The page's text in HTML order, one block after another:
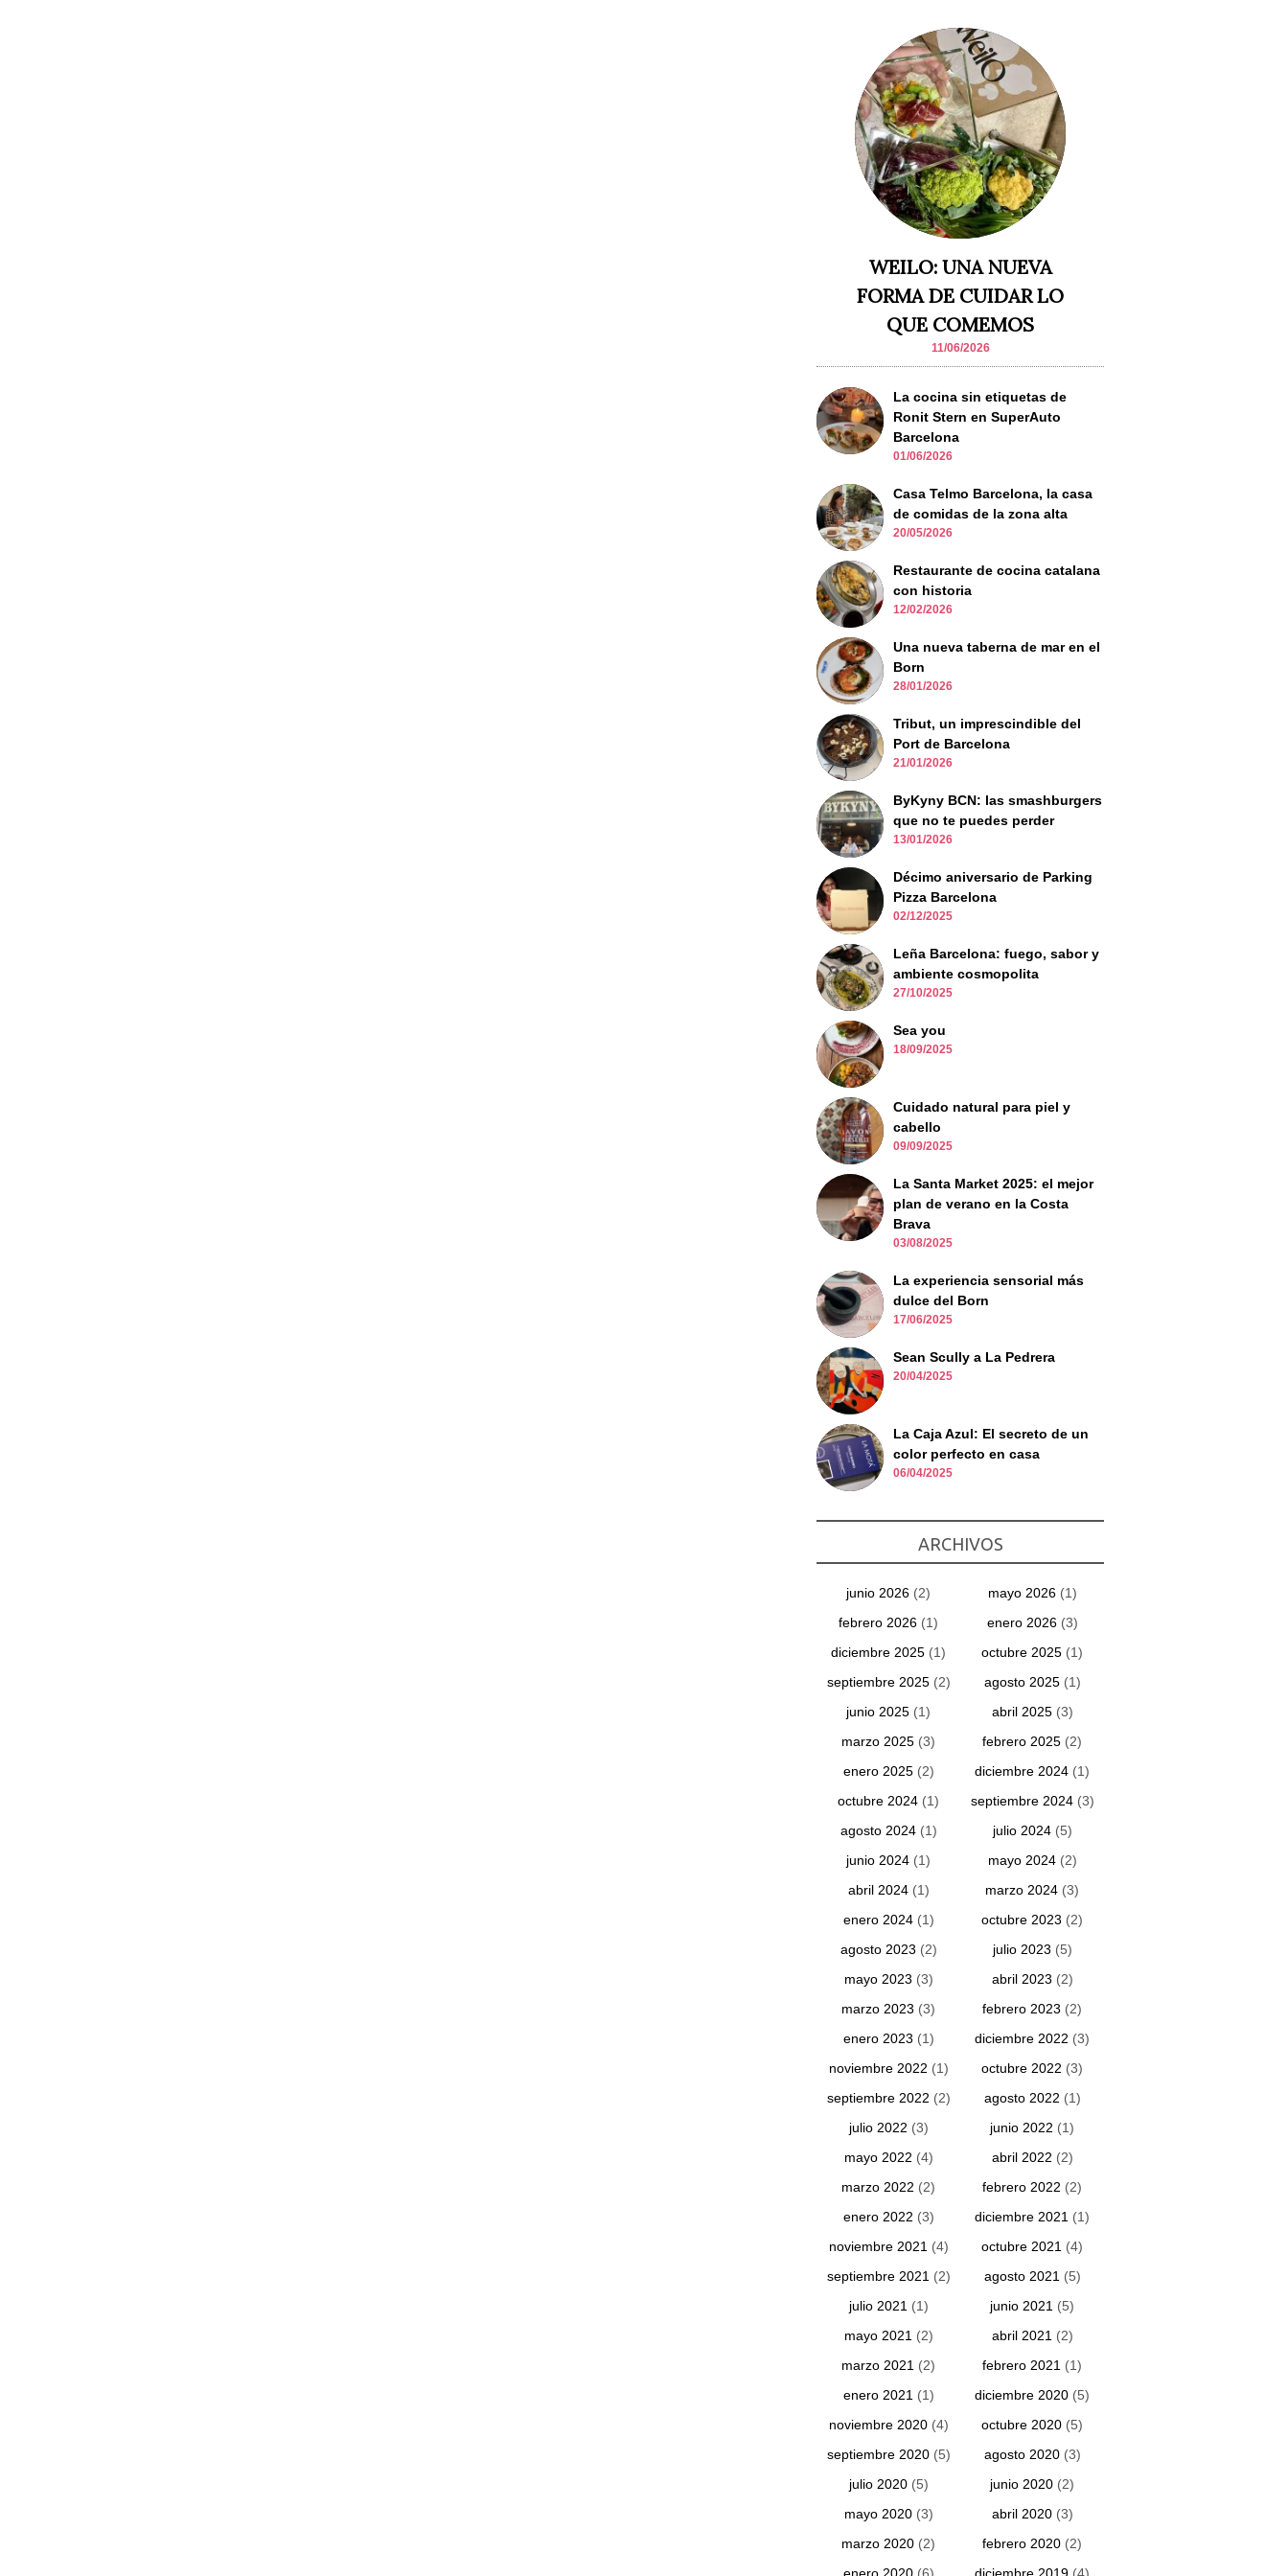
WEILO: UNA NUEVA
FORMA DE CUIDAR LO
QUE COMEMOS
11/06/2026
La cocina sin etiquetas de
Ronit Stern en SuperAuto
Barcelona
01/06/2026
Casa Telmo Barcelona, la casa
de comidas de la zona alta
20/05/2026
Restaurante de cocina catalana
con historia
12/02/2026
Una nueva taberna de mar en el
Born
28/01/2026
Tribut, un imprescindible del
Port de Barcelona
21/01/2026
ByKyny BCN: las smashburgers
que no te puedes perder
13/01/2026
Décimo aniversario de Parking
Pizza Barcelona
02/12/2025
Leña Barcelona: fuego, sabor y
ambiente cosmopolita
27/10/2025
Sea you
18/09/2025
Cuidado natural para piel y
cabello
09/09/2025
La Santa Market 2025: el mejor
plan de verano en la Costa
Brava
03/08/2025
La experiencia sensorial más
dulce del Born
17/06/2025
Sean Scully a La Pedrera
20/04/2025
La Caja Azul: El secreto de un
color perfecto en casa
06/04/2025
ARCHIVOS
junio 2026 (2) mayo 2026(1)
febrero 2026 (1) enero 2026(3)
diciembre 2025 (1) octubre 2025 (1)
septiembre 2025(2) agosto 2025(1)
junio 2025 (1) abril 2025(3)
marzo 2025 (3) febrero 2025 (2)
enero 2025(2) diciembre 2024 (1)
octubre 2024 (1) septiembre 2024(3)
agosto 2024(1) julio 2024(5)
junio 2024 (1) mayo 2024(2)
abril 2024(1) marzo 2024 (3)
enero 2024(1) octubre 2023 (2)
agosto 2023 (2) julio 2023 (5)
mayo 2023 (3) abril 2023 (2)
marzo 2023 (3) febrero 2023 (2)
enero 2023 (1) diciembre 2022 (3)
noviembre 2022 (1) octubre 2022 (3)
septiembre 2022 (2) agosto 2022 (1)
julio 2022 (3) junio 2022 (1)
mayo 2022 (4) abril 2022 (2)
marzo 2022 (2) febrero 2022 (2)
enero 2022 (3) diciembre 2021 (1)
noviembre 2021 (4) octubre 2021 (4)
septiembre 2021 (2) agosto 2021 (5)
julio 2021 (1) junio 2021 (5)
mayo 2021 (2) abril 2021 (2)
marzo 2021 (2) febrero 2021 (1)
enero 2021 (1) diciembre 2020 (5)
noviembre 2020(4) octubre 2020 (5)
septiembre 2020(5) agosto 2020(3)
julio 2020(5) junio 2020 (2)
mayo 2020(3) abril 2020(3)
marzo 2020 (2) febrero 2020 (2)